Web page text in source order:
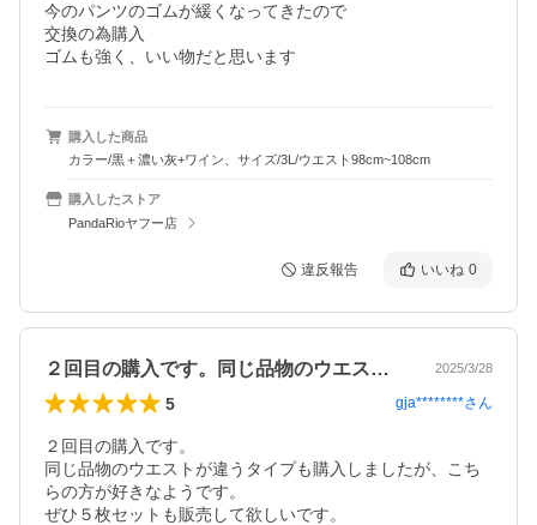
今のパンツのゴムが緩くなってきたので
交換の為購入
ゴムも強く、いい物だと思います
購入した商品
カラー/黒＋濃い灰+ワイン、サイズ/3L/ウエスト98cm~108cm
購入したストア
PandaRioヤフー店
違反報告 いいね 0
２回目の購入です。同じ品物のウエストが… 2025/3/28
5 gja********さん
２回目の購入です。
同じ品物のウエストが違うタイプも購入しましたが、こち
らの方が好きなようです。
ぜひ５枚セットも販売して欲しいです。